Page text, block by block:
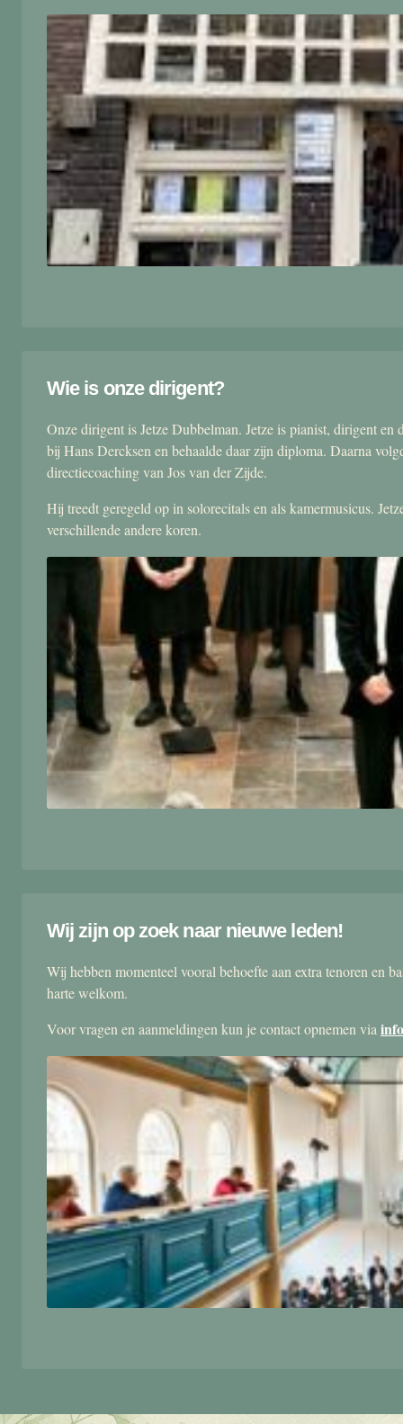
Wie is onze dirigent?
Onze dirigent is Jetze Dubbelman. Jetze is pianist, dirigent
bij Hans Dercksen en behaalde daar zijn diploma. Daarna
directiecoaching van Jos van der Zijde.
Hij treedt geregeld op in solorecitals en als kamermusicus.
verschillende andere koren.
Wij zijn op zoek naar nieuwe leden!
Wij hebben momenteel vooral behoefte aan extra tenoren en
harte welkom.
Voor vragen en aanmeldingen kun je contact opnemen via